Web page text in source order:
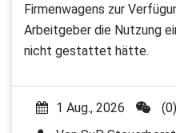
Firmenwagens zur
Arbeitgeber die Nutzung
nicht gestattet hätte.
1 Aug., 2026